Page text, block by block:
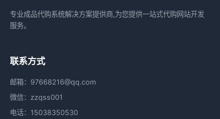
专业成品代购系统解决方案提供商,为您提供一站式代购网站开发
服务。
联系方式
邮箱：97668216@qq.com
微信：zzqss001
电话：15038350530